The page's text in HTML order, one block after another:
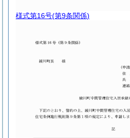
様式第16号(第9条関係)